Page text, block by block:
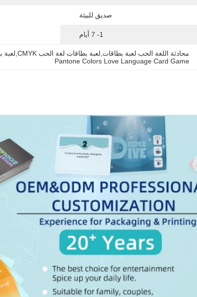
صديق للبيئة
1- 7 أيام
محادثة اللغة الحب لعبة بطاقات,لعبة بطاقات لغة الحب CMYK,لعبة بطاقات اللغة
Pantone Colors Love Language Card Game